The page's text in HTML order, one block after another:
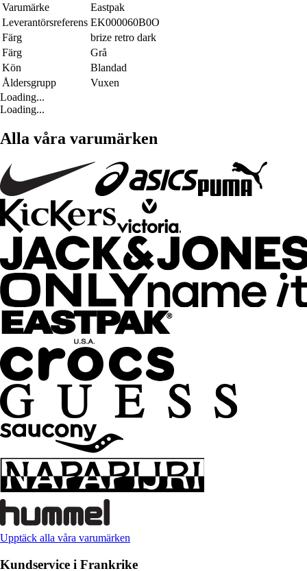
Varumärke
Eastpak
Leverantörsreferens EK000060B0O
Färg
brize retro dark
Färg
Grå
Kön
Blandad
Åldersgrupp
Vuxen
Loading...
Loading...
Alla våra varumärken
Upptäck alla våra varumärken
Kundservice i Frankrike